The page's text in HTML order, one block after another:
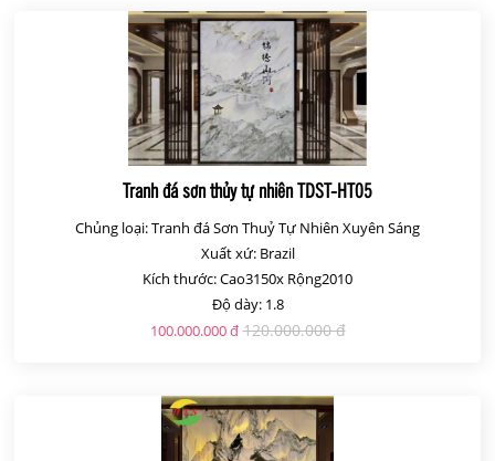
Tranh đá sơn thủy tự nhiên TDST-HT05
Chủng loại: Tranh đá Sơn Thuỷ Tự Nhiên Xuyên Sáng
Xuất xứ: Brazil
Kích thước: Cao3150x Rộng2010
Độ dày: 1.8
100.000.000 đ 120.000.000 đ